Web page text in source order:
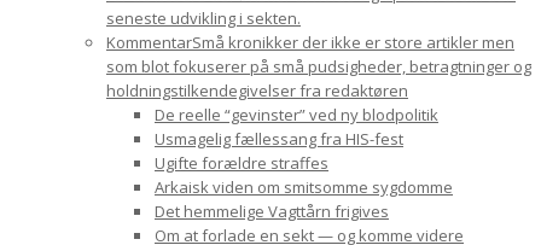
seneste udvikling i sekten.
KommentarSmå kronikker der ikke er store artikler men
som blot fokuserer på små pudsigheder, betragtninger og
holdningstilkendegivelser fra redaktøren
De reelle “gevinster” ved ny blodpolitik
Usmagelig fællessang fra HIS-fest
Ugifte forældre straffes
Arkaisk viden om smitsomme sygdomme
Det hemmelige Vagttårn frigives
Om at forlade en sekt — og komme videre